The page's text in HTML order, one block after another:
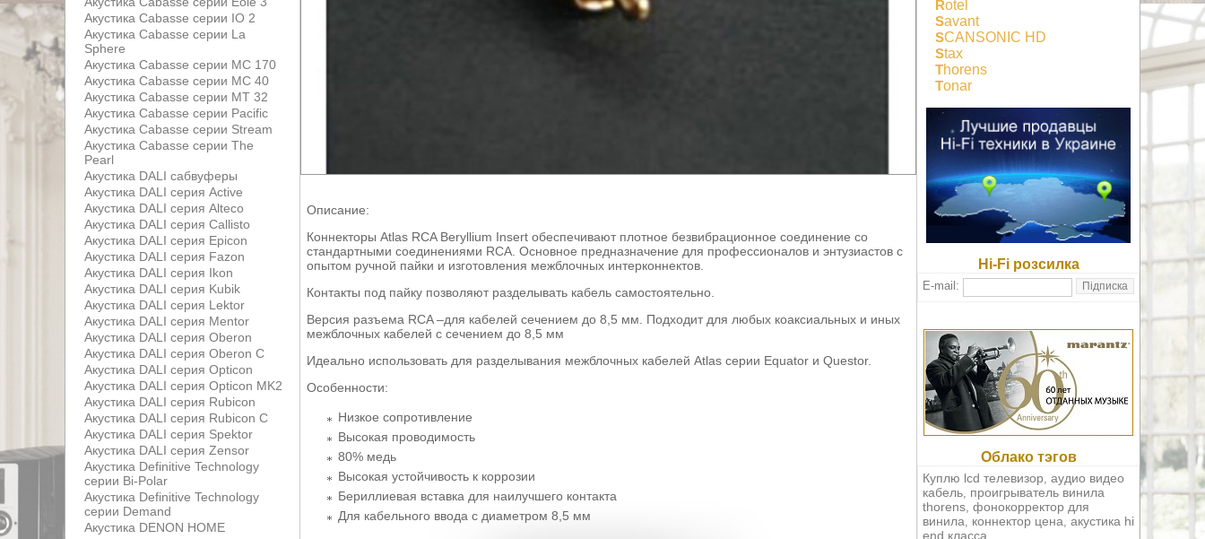
Акустика Cabasse серии IO 2
Акустика Cabasse серии La
Sphere
Акустика Cabasse серии MC 170
Акустика Cabasse серии MC 40
Акустика Cabasse серии MT 32
Акустика Cabasse серии Pacific
Акустика Cabasse серии Stream
Акустика Cabasse серии The
Pearl
Акустика DALI сабвуферы
Акустика DALI серия Active
Акустика DALI серия Alteco
Акустика DALI серия Callisto
Акустика DALI серия Epicon
Акустика DALI серия Fazon
Акустика DALI серия Ikon
Акустика DALI серия Kubik
Акустика DALI серия Lektor
Акустика DALI серия Mentor
Акустика DALI серия Oberon
Акустика DALI серия Oberon С
Акустика DALI серия Opticon
Акустика DALI серия Opticon MK2
Акустика DALI серия Rubicon
Акустика DALI серия Rubicon С
Акустика DALI серия Spektor
Акустика DALI серия Zensor
Акустика Definitive Technology
серии Bi-Polar
Акустика Definitive Technology
серии Demand
Акустика DENON HOME
Описание:
Коннекторы Atlas RCA Beryllium Insert обеспечивают плотное безвибрационное соединение со
стандартными соединениями RCA. Основное предназначение для профессионалов и энтузиастов с
опытом ручной пайки и изготовления межблочных интерконнектов.
Контакты под пайку позволяют разделывать кабель самостоятельно.
Версия разъема RCA –для кабелей сечением до 8,5 мм. Подходит для любых коаксиальных и иных
межблочных кабелей с сечением до 8,5 мм
Идеально использовать для разделывания межблочных кабелей Atlas серии Equator и Questor.
Особенности:
Низкое сопротивление
Высокая проводимость
80% медь
Высокая устойчивость к коррозии
Бериллиевая вставка для наилучшего контакта
Для кабельного ввода с диаметром 8,5 мм
Rotel
Savant
SCANSONIC HD
Stax
Thorens
Tonar
Hi-Fi розсилка
E-mail:
Облако тэгов
Куплю lcd телевизор, аудио видео
кабель, проигрыватель винила
thorens, фонокорректор для
винила, коннектор цена, акустика hi
end класса